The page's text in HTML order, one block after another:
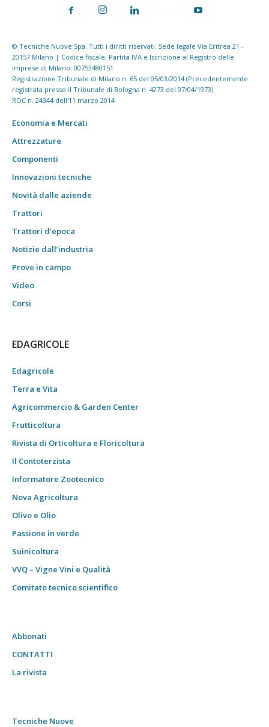
© Tecniche Nuove Spa. Tutti i diritti riservati. Sede legale Via Eritrea 21 -
20157 Milano | Codice fiscale, Partita IVA e Iscrizione al Registro delle
imprese di Milano: 00753480151
Registrazione Tribunale di Milano n. 65 del 05/03/2014 (Precedentemente
registrata presso il Tribunale di Bologna n. 4273 del 07/04/1973)
ROC n. 24344 dell'11 marzo 2014
Economia e Mercati
Attrezzature
Componenti
Innovazioni tecniche
Novità dalle aziende
Trattori
Trattori d’epoca
Notizie dall’industria
Prove in campo
Video
Corsi
EDAGRICOLE
Edagricole
Terra e Vita
Agricommercio & Garden Center
Frutticoltura
Rivista di Orticoltura e Floricoltura
Il Contoterzista
Informatore Zootecnico
Nova Agricoltura
Olivo e Olio
Passione in verde
Suinicoltura
VVQ – Vigne Vini e Qualità
Comitato tecnico scientifico
Abbonati
CONTATTI
La rivista
Tecniche Nuove